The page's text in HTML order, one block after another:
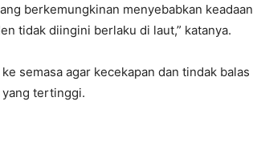
berkemungkinan menyebabkan keadaan
tidak diingini berlaku di laut,” katanya.
semasa agar kecekapan dan tindak balas
yang tertinggi.